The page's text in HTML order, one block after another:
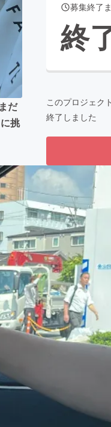
Creation
コミュニティ
だ
挑
募集終了
終
このプロジェクト
終了しました